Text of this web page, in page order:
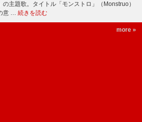
主題歌。タイトル「モンストロ」（Monstruo）
意 … 続きを読む
more »